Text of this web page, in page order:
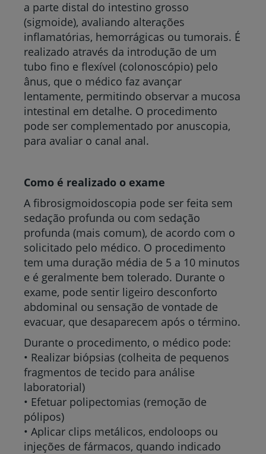
a parte distal do intestino grosso
(sigmoide), avaliando alterações
inflamatórias, hemorrágicas ou tumorais. É
realizado através da introdução de um
tubo fino e flexível (colonoscópio) pelo
ânus, que o médico faz avançar
lentamente, permitindo observar a mucosa
intestinal em detalhe. O procedimento
pode ser complementado por anuscopia,
para avaliar o canal anal.
Como é realizado o exame
A fibrosigmoidoscopia pode ser feita sem
sedação profunda ou com sedação
profunda (mais comum), de acordo com o
solicitado pelo médico. O procedimento
tem uma duração média de 5 a 10 minutos
e é geralmente bem tolerado. Durante o
exame, pode sentir ligeiro desconforto
abdominal ou sensação de vontade de
evacuar, que desaparecem após o término.
Durante o procedimento, o médico pode:
• Realizar biópsias (colheita de pequenos
fragmentos de tecido para análise
laboratorial)
• Efetuar polipectomias (remoção de
pólipos)
• Aplicar clips metálicos, endoloops ou
injeções de fármacos, quando indicado